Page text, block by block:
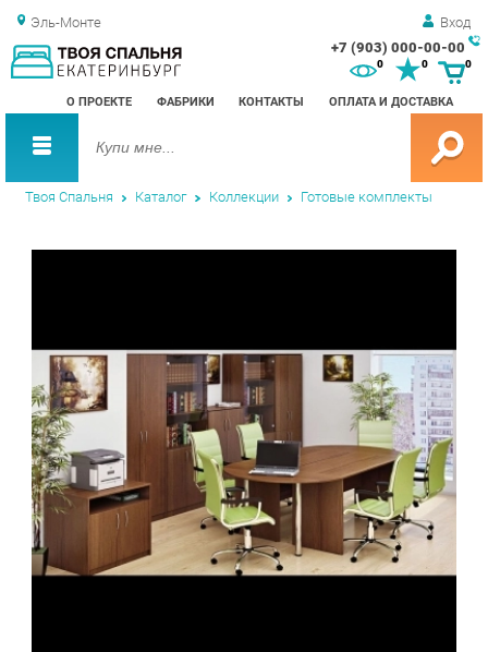
Эль-Монте Вход
+7 (903) 000-00-00
О ПРОЕКТЕ ФАБРИКИ КОНТАКТЫ ОПЛАТА И ДОСТАВКА
0 0
Твоя Спальня Каталог Коллекции Готовые комплекты